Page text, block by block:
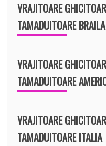
VRAJITOARE
TAMADUITOARE BRAILA
VRAJITOARE
TAMADUITOARE
VRAJITOARE
TAMADUITOARE ITALIA